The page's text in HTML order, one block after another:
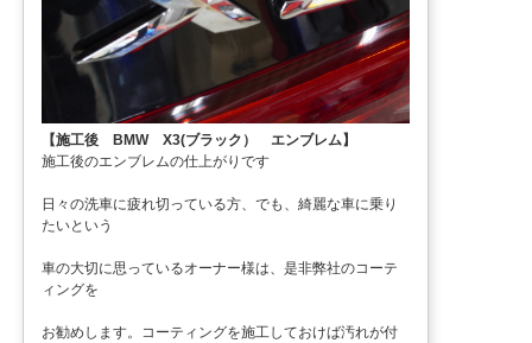
【施工後 BMW X3(ブラック） エンブレム】
施工後のエンブレムの仕上がりです
日々の洗車に疲れ切っている方、でも、綺麗な車に乗り
たいという
車の大切に思っているオーナー様は、是非弊社のコーテ
ィングを
お勧めします。コーティングを施工しておけば汚れが付